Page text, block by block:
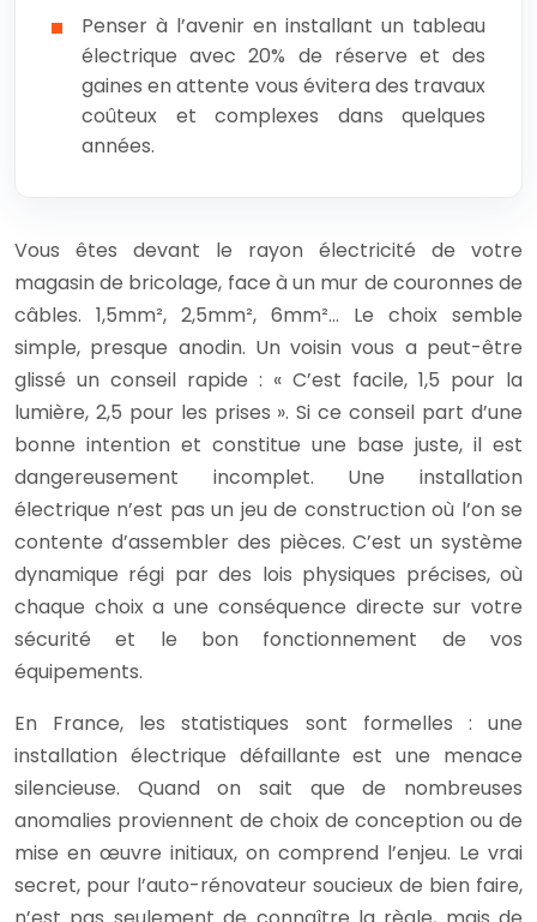
Penser à l’avenir en installant un tableau
électrique avec 20% de réserve et des
gaines en attente vous évitera des travaux
coûteux et complexes dans quelques
années.
Vous êtes devant le rayon électricité de votre
magasin de bricolage, face à un mur de couronnes de
câbles. 1,5mm², 2,5mm², 6mm²… Le choix semble
simple, presque anodin. Un voisin vous a peut-être
glissé un conseil rapide : « C’est facile, 1,5 pour la
lumière, 2,5 pour les prises ». Si ce conseil part d’une
bonne intention et constitue une base juste, il est
dangereusement incomplet. Une installation
électrique n’est pas un jeu de construction où l’on se
contente d’assembler des pièces. C’est un système
dynamique régi par des lois physiques précises, où
chaque choix a une conséquence directe sur votre
sécurité et le bon fonctionnement de vos
équipements.
En France, les statistiques sont formelles : une
installation électrique défaillante est une menace
silencieuse. Quand on sait que de nombreuses
anomalies proviennent de choix de conception ou de
mise en œuvre initiaux, on comprend l’enjeu. Le vrai
secret, pour l’auto-rénovateur soucieux de bien faire,